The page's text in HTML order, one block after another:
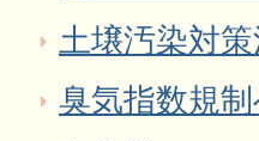
土壌汚染対
臭気指数規